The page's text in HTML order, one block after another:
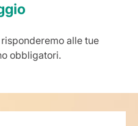
alle tue
obbligatori.